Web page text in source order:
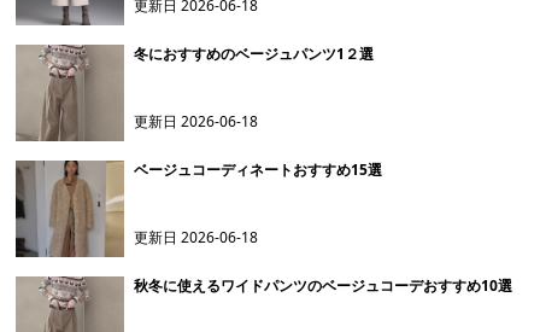
更新日2026-06-18
冬におすすめのベージュパンツ1２選
更新日2026-06-18
ベージュコーディネートおすすめ15選
更新日2026-06-18
秋冬に使えるワイドパンツのベージュコーデおすすめ10選